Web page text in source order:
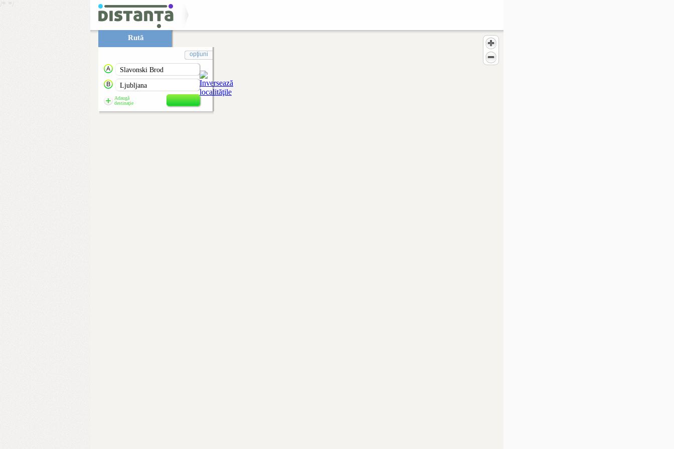
/* */
Rută
Adaugă
destinaţie
opţiuni